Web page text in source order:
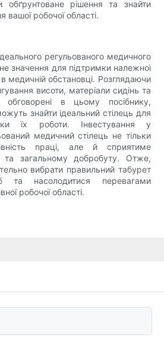
рішення та знайти
вашої робочої області.
регульованого медичного
значення для підтримки належної
медичній обстановці. Розглядаючи
висоти, матеріали сидінь та
обговорені в цьому посібнику,
знайти ідеальний стілець для
їх роботи. Інвестування у
медичний стілець не тільки
праці, але й сприятиме
та загальному добробуту. Отже,
вибрати правильний табурет
насолодитися перевагами
робочої області.